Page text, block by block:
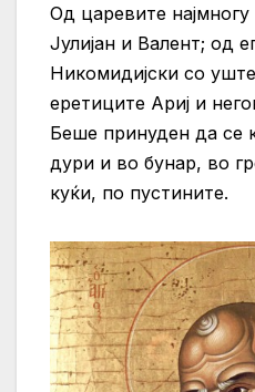
Од царевите најмногу
Јулијан и Валент; од
Никомидијски со
еретиците Ариј и
Беше принуден да се
дури и во бунар, во
куќи, по пустините.